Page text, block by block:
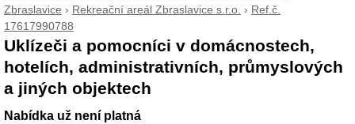
Zbraslavice › Rekreační areál Zbraslavice s.r.o. › Ref.č.
17617990788
Uklízeči a pomocníci v domácnostech,
hotelích, administrativních, průmyslových
a jiných objektech
Nabídka už není platná